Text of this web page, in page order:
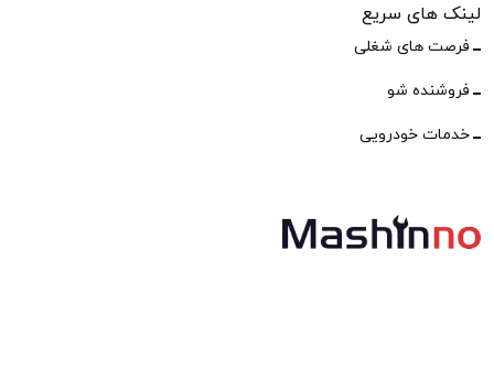
لینک های سریع
فرصت های شغلی
فروشنده شو
خدمات خودرویی